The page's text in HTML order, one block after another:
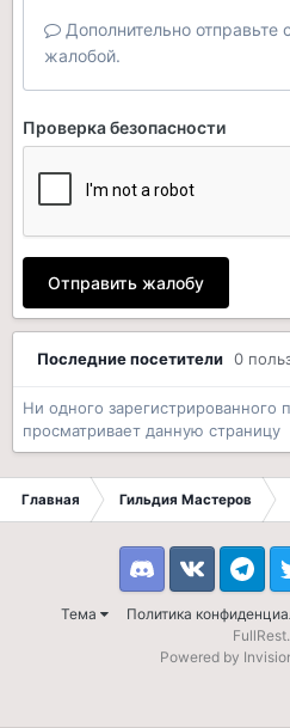
Дополнительно
жалобой.
Проверка безопасности
Отправить жалобу
Последние посетители 0
Ни одного зарегистрированного
просматривает данную страницу
Главная Гильдия Мастеров
Тема Политика
DiscordVK
Powered by